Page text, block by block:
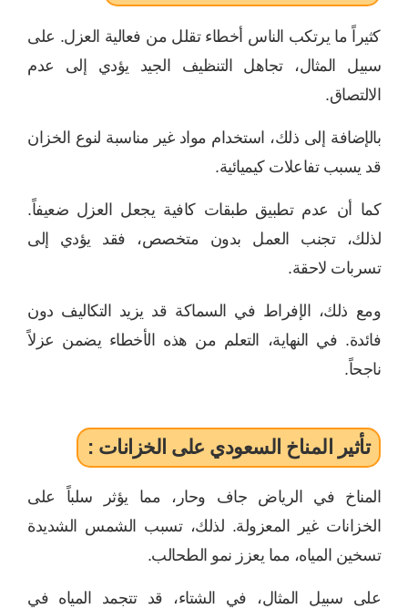
كثيراً ما يرتكب الناس أخطاء تقلل من فعالية العزل. على
سبيل المثال، تجاهل التنظيف الجيد يؤدي إلى عدم
الالتصاق.
بالإضافة إلى ذلك، استخدام مواد غير مناسبة لنوع الخزان
قد يسبب تفاعلات كيميائية.
كما أن عدم تطبيق طبقات كافية يجعل العزل ضعيفاً.
لذلك، تجنب العمل بدون متخصص، فقد يؤدي إلى
تسربات لاحقة.
ومع ذلك، الإفراط في السماكة قد يزيد التكاليف دون
فائدة. في النهاية، التعلم من هذه الأخطاء يضمن عزلاً
ناجحاً.
تأثير المناخ السعودي على الخزانات :
المناخ في الرياض جاف وحار، مما يؤثر سلباً على
الخزانات غير المعزولة. لذلك، تسبب الشمس الشديدة
تسخين المياه، مما يعزز نمو الطحالب.
على سبيل المثال، في الشتاء، قد تتجمد المياه في